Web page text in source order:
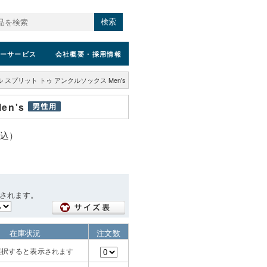
検索
サービス 会社概要 ・採用情報
スプリット トゥ アンクルソックス Men's
）
れます。
在庫状況 注文数
すると表示されます